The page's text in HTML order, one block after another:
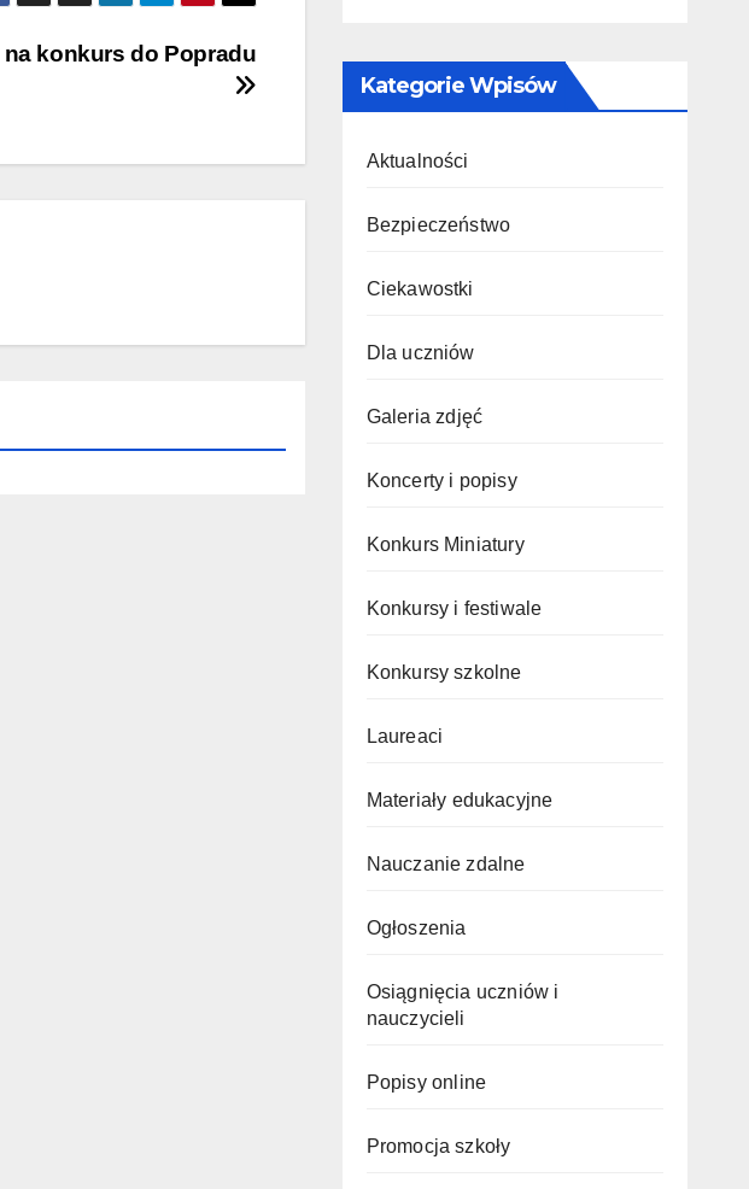
konkurs do Popradu
Kategorie Wpisów
Aktualności
Bezpieczeństwo
Ciekawostki
Dla uczniów
Galeria zdjęć
Koncerty i popisy
Konkurs Miniatury
Konkursy i festiwale
Konkursy szkolne
Laureaci
Materiały edukacyjne
Nauczanie zdalne
Ogłoszenia
Osiągnięcia uczniów i
nauczycieli
Popisy online
Promocja szkoły